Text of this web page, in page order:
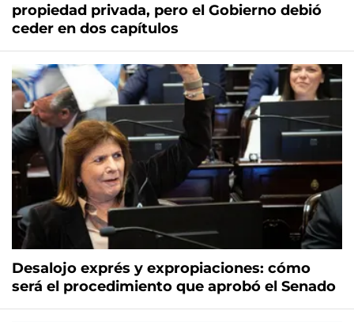
propiedad privada, pero el Gobierno debió
ceder en dos capítulos
Desalojo exprés y expropiaciones: cómo
será el procedimiento que aprobó el Senado